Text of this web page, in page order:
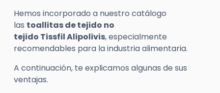
Hemos incorporado a nuestro catálogo
las toallitas de tejido no
tejido TissfilAlipolivis, especialmente
recomendables para la industria alimentaria.
A continuación, te explicamos algunas de sus
ventajas.